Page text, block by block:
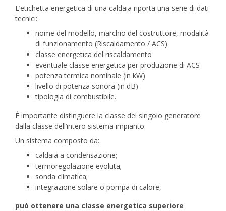
L’etichetta energetica di una caldaia riporta una serie di dati
tecnici:
nome del modello, marchio del costruttore, modalità
di funzionamento (Riscaldamento / ACS)
classe energetica del riscaldamento
eventuale classe energetica per produzione di ACS
potenza termica nominale (in kW)
livello di potenza sonora (in dB)
tipologia di combustibile.
È importante distinguere la classe del singolo generatore
dalla classe dell’intero sistema impianto.
Un sistema composto da:
caldaia a condensazione;
termoregolazione evoluta;
sonda climatica;
integrazione solare o pompa di calore,
può ottenere una classe energetica superiore